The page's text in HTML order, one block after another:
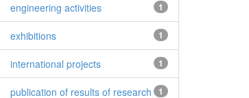
1
engineering activities
1
exhibitions
1
international projects
1
publication of results of research